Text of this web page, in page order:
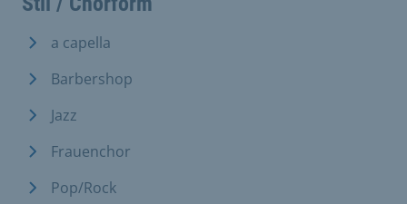
a capella
Barbershop
Jazz
Frauenchor
Pop/Rock